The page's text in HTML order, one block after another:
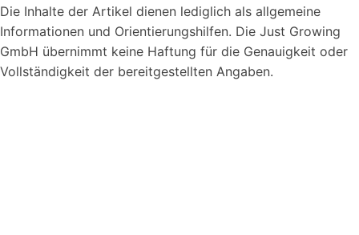
Die Inhalte der Artikel dienen lediglich als allgemeine
Informationen und Orientierungshilfen. Die Just Growing
GmbH übernimmt keine Haftung für die Genauigkeit oder
Vollständigkeit der bereitgestellten Angaben.